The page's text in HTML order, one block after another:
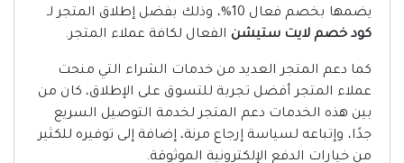
يضمها بخصم فعال 10%، وذلك بفضل إطلاق المتجر لـ
كود خصم لايت ستيشن الفعال لكافة عملاء المتجر.
كما دعم المتجر العديد من خدمات الشراء التي منحت
عملاء المتجر أفضل تجربة للتسوق على الإطلاق، كان من
بين هذه الخدمات دعم المتجر لخدمة التوصيل السريع
جدًا، وإتباعه لسياسة إرجاع مرنة، إضافة إلى توفيره للكثير
من خيارات الدفع الإلكترونية الموثوقة.